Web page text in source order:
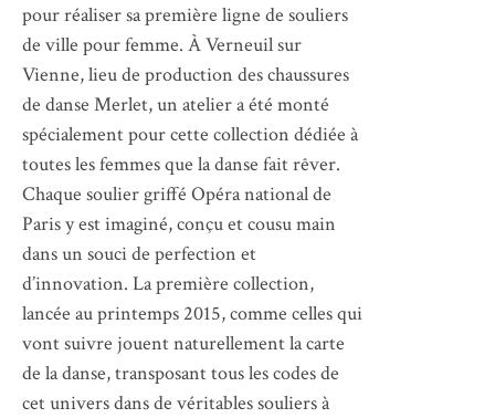
pour réaliser sa première ligne de souliers
de ville pour femme. À Verneuil sur
Vienne, lieu de production des chaussures
de danse Merlet, un atelier a été monté
spécialement pour cette collection dédiée à
toutes les femmes que la danse fait rêver.
Chaque soulier griffé Opéra national de
Paris y est imaginé, conçu et cousu main
dans un souci de perfection et
d’innovation. La première collection,
lancée au printemps 2015, comme celles qui
vont suivre jouent naturellement la carte
de la danse, transposant tous les codes de
cet univers dans de véritables souliers à